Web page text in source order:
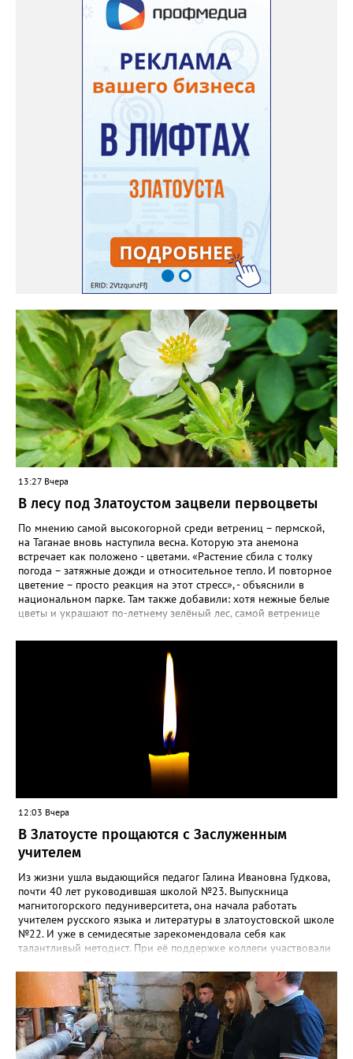
низины этот цветок не любит. Вот уже второй год растет и
радует меня. Соседи просят саженцы: аромат и до них
доносится. В конце лета собираю лаванду в пучки, сушу –
получаются букеты и саше одновременно. Лаванда широко
используется и в кулинарии». Семена, отметила собеседница
нашего портала, у неё были сорта «Вознесенская узколистная».
Только она хорошо зимует без укрытия. Всхожесть оказалась
на удивление хорошей: из пяти семян из каждой пачки четыре
взошли даже без стратификации. После покупки (по весне)
садовод советует сразу убрать семена в холодильник на два
месяца, а место посадки - мульчировать мелкой корой. Семена
самосевом в ней отлично прорастают. Если иногда срезать
сухие цветы и стряхивать семена вокруг куртины, лаванда
весной прорастет сама. Ещё один секрет – этот символ
Прованса не любит «вкусную» почву. Добавляйте в посадочную
яму гравий и песок – требуется хороший дренаж. В первый год
Екатерина рекомендует цветы убирать, чтобы силы куста
пошли на наращивание корневой системы. А со второго года
пусть лаванда цветёт во всю силу! Фото: Екатерина Бойко,
специально для «Златоуст.инфо». Обсуждение новости здесь
ВКОНТАКТЕ https://vk.com/newszlatoust74
13:27 Вчера
В лесу под Златоустом зацвели первоцветы
По мнению самой высокогорной среди ветрениц – пермской,
на Таганае вновь наступила весна. Которую эта анемона
встречает как положено - цветами. «Растение сбила с толку
погода – затяжные дожди и относительное тепло. И повторное
цветение – просто реакция на этот стресс», - объяснили в
национальном парке. Там также добавили: хотя нежные белые
цветы и украшают по-летнему зелёный лес, самой ветренице
силы перед долгой зимовкой.
12:03 Вчера
В Златоусте прощаются с Заслуженным
учителем
Из жизни ушла выдающийся педагог Галина Ивановна Гудкова,
почти 40 лет руководившая школой №23. Выпускница
магнитогорского педуниверситета, она начала работать
учителем русского языка и литературы в златоустовской школе
№22. И уже в семидесятые зарекомендовала себя как
талантливый методист. При её поддержке коллеги участвовали
«Благодаря её мудрому руководству в школе сформировался
сильный педагогический коллектив, объединённый общими
ценностями и любовью к своему делу. Для многих Галина
Ивановна навсегда останется не только талантливым
руководителем, но и настоящим Учителем с большой буквы», -
говорится в сообществе школы №23 во ВКонтакте. Свои